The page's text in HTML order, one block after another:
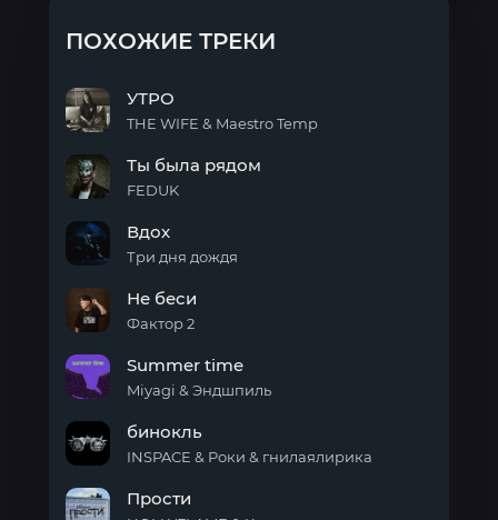
ПОХОЖИЕ ТРЕКИ
УТРО
THE WIFE & Maestro Temp
была
рядом
Ты была рядом
FEDUK
Вдох
Три дня дождя
беси
Не беси
Фактор 2
time
Summer time
Miyagi & Эндшпиль
бинокль
INSPACE & Роки & гнилаялирика
Прости